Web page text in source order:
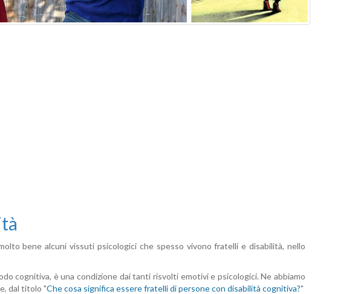
bene alcuni vissuti psicologici che spesso vivono fratelli e disabilità, nello
cognitiva, è una condizione dai tanti risvolti emotivi e psicologici. Ne abbiamo
dal titolo "Che cosa significa essere fratelli di persone con disabilità cognitiva?"